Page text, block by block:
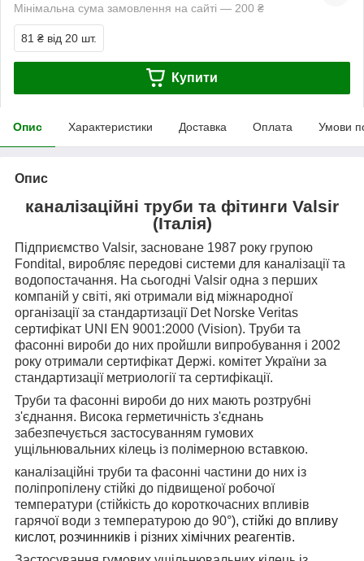
Мінімальна сума замовлення на сайті — 200 ₴
81 ₴ від 20 шт.
Купити
Опис Характеристики Доставка Оплата Умови
Опис
каналізаційні труби та фітинги Valsir
(Італія)
Підприємство Valsir, засноване 1987 року групою
Fondital, виробляє передові системи для каналізації та
водопостачання. На сьогодні Valsir одна з перших
компаній у світі, які отримали від міжнародної
організації за стандартизації Det Norske Veritas
сертифікат UNI EN 9001:2000 (Vision). Труби та
фасонні вироби до них пройшли випробування і 2002
року отримали сертифікат Держі. комітет України за
стандартизації метриології та сертифікації.
Труби та фасонні вироби до них мають розтрубні
з'єднання. Висока герметичність з'єднань
забезпечується застосуванням гумових
ущільнювальних кілець із полімерною вставкою.
каналізаційні труби та фасонні частини до них із
поліпропілену стійкі до підвищеної робочої
температури (стійкість до короткочасних впливів
гарячої води з температурою до 90°), стійкі до впливу
кислот, розчинників і різних хімічних реагентів.